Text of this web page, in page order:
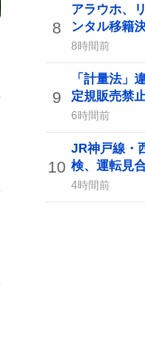
8
アラウホ、
ンタル移籍
などの期待
8時間前
9
「計量法」
定規販売禁
「知らなか
6時間前
10
JR神戸線・
検、運転見
と代替手段へ
4時間前